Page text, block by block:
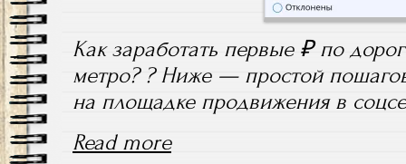
Как заработать первые ₽ по
метро? ? Ниже — простой
на площадке продвижения в
Read more